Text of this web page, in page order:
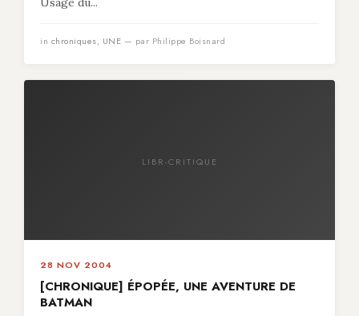
in chroniques, UNE — par Philippe Boisnard
LIBR-CRITIQUE
28 NOV 2004
[CHRONIQUE] ÉPOPÉE, UNE AVENTURE DE
BATMAN